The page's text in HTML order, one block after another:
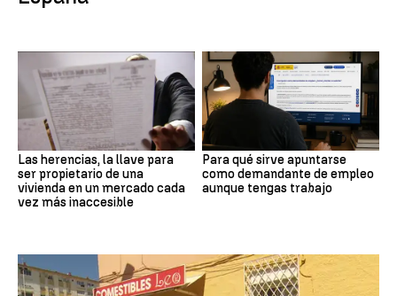
Las herencias, la llave para
ser propietario de una
vivienda en un mercado cada
vez más inaccesible
Para qué sirve apuntarse
como demandante de empleo
aunque tengas trabajo